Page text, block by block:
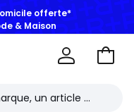
offerte*
& Maison
Aller